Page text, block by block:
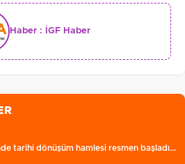
Haber : İGF Haber
tarihi dönüşüm hamlesi resmen başladı...